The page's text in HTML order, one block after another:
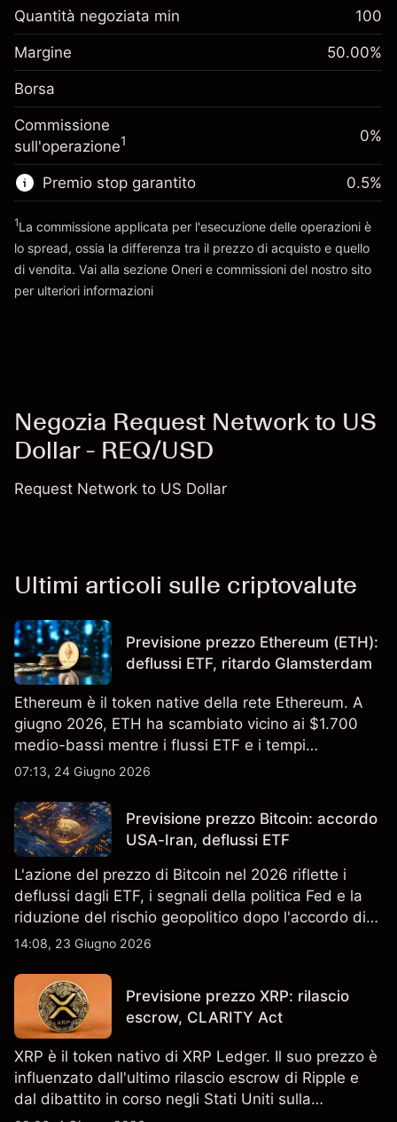
Adeguamento
finanziamento overnight
Oneri per l'intero valore della
posizione
-0.061644
%
(-$1.23)
Dimensione dell'operazione a leva
$2,000.00
Denaro da leva ~
Vai alla piattaforma
Margine. Il tuo
investimento
$1,000.00
finanziamento overnight
Oneri per l'intero valore della
posizione
($0.27)
Dimensione dell'operazione a leva
$2,000.00
Vai alla piattaforma
Quantità negoziata min 100
Margine 50.00%
Borsa
Commissione
sull'operazione1 0%
Premio stop garantito 0.5%
1La commissione applicata per l'esecuzione delle operazioni è
lo spread, ossia la differenza tra il prezzo di acquisto e quello
di vendita. Vai alla sezione Oneri e commissioni del nostro sito
per ulteriori informazioni
Negozia Request Network to US
Dollar - REQ/USD
Request Network to US Dollar
Ultimi articoli sulle criptovalute
Previsione prezzo Ethereum (ETH):
deflussi ETF, ritardo Glamsterdam
Ethereum è il token native della rete Ethereum. A
giugno 2026, ETH ha scambiato vicino ai $1.700
medio-bassi mentre i flussi ETF e i tempi
dell'upgrade hanno plasmato il sentiment. I risultati
risultati futuri.
07:13, 24 Giugno 2026
Previsione prezzo Bitcoin: accordo
USA-Iran, deflussi ETF
L'azione del prezzo di Bitcoin nel 2026 riflette i
deflussi dagli ETF, i segnali della politica Fed e la
riduzione del rischio geopolitico dopo l'accordo di
pace USA-Iran. I rendimenti passati non sono un
14:08, 23 Giugno 2026
Previsione prezzo XRP: rilascio
escrow, CLARITY Act
XRP è il token nativo di XRP Ledger. Il suo prezzo è
influenzato dall'ultimo rilascio escrow di Ripple e
dal dibattito in corso negli Stati Uniti sulla